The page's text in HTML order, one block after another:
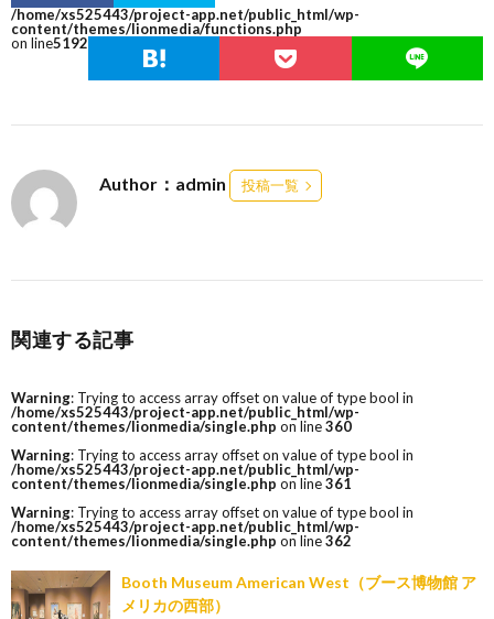
/home/xs525443/project-app.net/public_html/wp-
content/themes/lionmedia/functions.php
on line5192
Author：admin 投稿一覧
関連する記事
Warning: Trying to access array offset on value of type bool in
/home/xs525443/project-app.net/public_html/wp-
content/themes/lionmedia/single.php on line360
Warning: Trying to access array offset on value of type bool in
/home/xs525443/project-app.net/public_html/wp-
content/themes/lionmedia/single.php on line361
Warning: Trying to access array offset on value of type bool in
/home/xs525443/project-app.net/public_html/wp-
content/themes/lionmedia/single.php on line362
Booth Museum American West（ブース博物館 ア
メリカの西部）